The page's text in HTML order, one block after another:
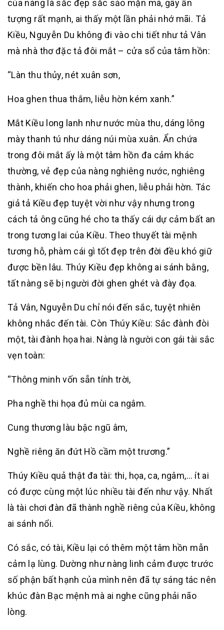
của nàng là sắc đẹp sắc sảo mặn mà, gây ấn
tượng rất mạnh, ai thấy một lần phải nhớ mãi. Tả
Kiều, Nguyễn Du không đi vào chi tiết như tả Vân
mà nhà thơ đặc tả đôi mắt – cửa sổ của tâm hồn:
“Làn thu thủy, nét xuân sơn,
Hoa ghen thua thắm, liễu hờn kém xanh.”
Mắt Kiều long lanh như nước mùa thu, dáng lông
mày thanh tú như dáng núi mùa xuân. Ẩn chứa
trong đôi mắt ấy là một tâm hồn đa cảm khác
thường, vẻ đẹp của nàng nghiêng nước, nghiêng
thành, khiến cho hoa phải ghen, liễu phải hờn. Tác
giả tả Kiều đẹp tuyệt vời như vậy nhưng trong
cách tả ông cũng hé cho ta thấy cái dự cảm bất an
trong tương lai của Kiều. Theo thuyết tài mệnh
tương hỗ, phàm cái gì tốt đẹp trên đời đều khó giữ
được bền lâu. Thúy Kiều đẹp không ai sánh bằng,
tất nàng sẽ bị người đời ghen ghét và đày đọa.
Tả Vân, Nguyễn Du chỉ nói đến sắc, tuyệt nhiên
không nhắc đến tài. Còn Thúy Kiều: Sắc đành đòi
một, tài đành họa hai. Nàng là người con gái tài sắc
vẹn toàn:
“Thông minh vốn sẵn tính trời,
Pha nghề thi họa đủ mùi ca ngâm.
Cung thương làu bậc ngũ âm,
Nghề riêng ăn đứt Hồ cầm một trương.”
Thúy Kiều quả thật đa tài: thi, họa, ca, ngâm,… ít ai
có được cùng một lúc nhiều tài đến như vậy. Nhất
là tài chơi đàn đã thành nghề riêng của Kiều, không
ai sánh nổi.
Có sắc, có tài, Kiều lại có thêm một tâm hồn mẫn
cảm lạ lùng. Dường như nàng linh cảm được trước
số phận bất hạnh của mình nên đã tự sáng tác nên
khúc đàn Bạc mệnh mà ai nghe cũng phải não
lòng.